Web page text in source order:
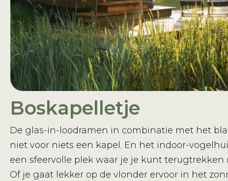
Boskapelletje
De glas-in-loodramen in combinatie met het
niet voor niets een kapel. En het indoor-
een sfeervolle plek waar je je kunt
Of je gaat lekker op de vlonder ervoor in het